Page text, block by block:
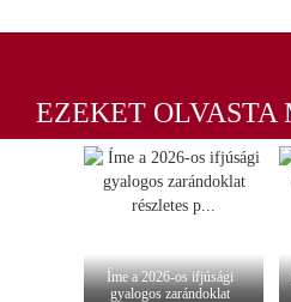
EZEKET OLVASTA
Íme a 2026-os ifjúsági
gyalogos zarándoklat